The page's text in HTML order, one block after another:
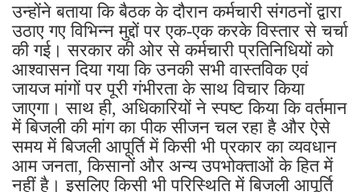
उन्होंने बताया कि बैठक के दौरान कर्मचारी संगठनों द्वारा
उठाए गए विभिन्न मुद्दों पर एक-एक करके विस्तार से चर्चा
की गई। सरकार की ओर से कर्मचारी प्रतिनिधियों को
आश्वासन दिया गया कि उनकी सभी वास्तविक एवं
जायज मांगों पर पूरी गंभीरता के साथ विचार किया
जाएगा। साथ ही, अधिकारियों ने स्पष्ट किया कि वर्तमान
में बिजली की मांग का पीक सीजन चल रहा है और ऐसे
समय में बिजली आपूर्ति में किसी भी प्रकार का व्यवधान
आम जनता, किसानों और अन्य उपभोक्ताओं के हित में
नहीं है। इसलिए किसी भी परिस्थिति में बिजली आपूर्ति